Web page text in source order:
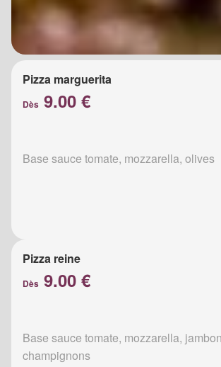
Pizza marguerita
Dès 9.00 €
Base sauce tomate, mozzarella, olives
Pizza reine
Dès 9.00 €
Base sauce tomate, mozzarella,
champignons